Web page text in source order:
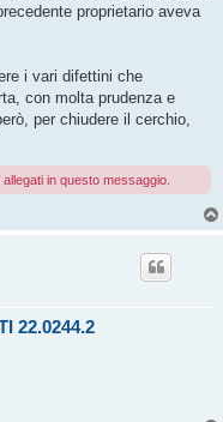
proprietario aveva
i vari difettini che
con molta prudenza e
per chiudere il cerchio,
in questo messaggio.
22.0244.2